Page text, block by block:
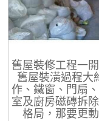
舊屋裝修工程一
舊屋裝潢過程大
作、鐵窗、門扇
室及廚房磁磚拆
格局，那要更